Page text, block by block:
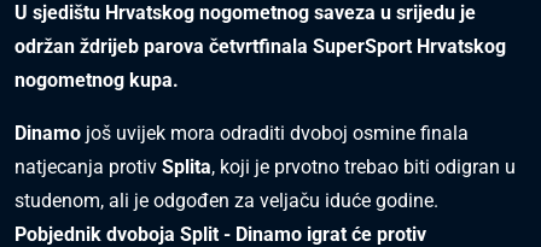
U sjedištu Hrvatskog nogometnog saveza u srijedu je
održan ždrijeb parova četvrtfinala SuperSport Hrvatskog
nogometnog kupa.
Dinamo još uvijek mora odraditi dvoboj osmine finala
natjecanja protiv Splita, koji je prvotno trebao biti odigran u
studenom, ali je odgođen za veljaču iduće godine.
Pobjednik dvoboja Split - Dinamo igrat će protiv